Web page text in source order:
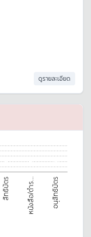
ดูรายละเอียด
สิทธิบัตร หนังสือ/ตำร... อนุสิทธิบัตร
0 0 0